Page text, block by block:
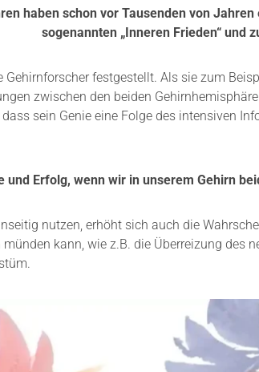
haben schon vor Tausenden von
sogenannten „Inneren Frieden“ und
Gehirnforscher festgestellt. Als sie zum
zwischen den beiden
sein Genie eine Folge des intensiven
und Erfolg, wenn wir in unserem Gehirn
nutzen, erhöht sich auch die
kann, wie z.B. die Überreizung des